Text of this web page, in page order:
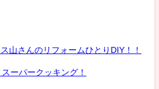
山さんのリフォームひとりDIY！！
ーパークッキング！